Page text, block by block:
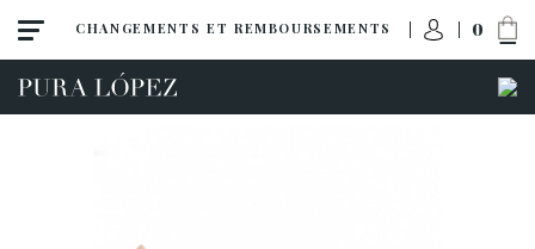
CHANGEMENTS ET REMBOURSEMENTS 0